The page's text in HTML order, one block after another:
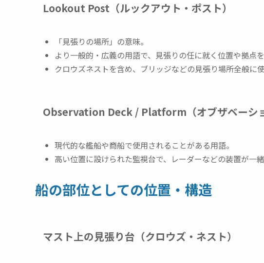
Lookout Post（ルックアウト・ポスト）
「見張りの場所」の意味。
より一般的・広義の用語で、見張りの任に就く位置や拠点を
クロウズネストを含め、ブリッジなどの見張り場所全般に使
Observation Deck / Platform（オブザベーシ
現代的な艦船や商船で使用されることがある用語。
高い位置に設けられた監視台で、レーダーなどの装置が一
船の部位としての位置・構造
マスト上の見張り台（クロウズ・ネスト）